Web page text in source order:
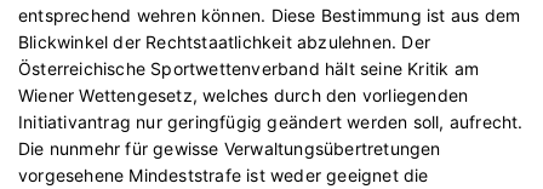
entsprechend wehren können. Diese Bestimmung ist aus dem
Blickwinkel der Rechtstaatlichkeit abzulehnen. Der
Österreichische Sportwettenverband hält seine Kritik am
Wiener Wettengesetz, welches durch den vorliegenden
Initiativantrag nur geringfügig geändert werden soll, aufrecht.
Die nunmehr für gewisse Verwaltungsübertretungen
vorgesehene Mindeststrafe ist weder geeignet die